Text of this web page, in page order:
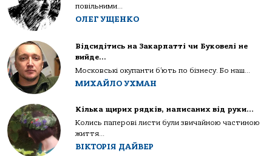
повільними...
ОЛЕГ УЩЕНКО
Відсидітись на Закарпатті чи Буковелі не
вийде…
Московські окупанти б’ють по бізнесу. Бо наш...
МИХАЙЛО УХМАН
Кілька щирих рядків, написаних від руки…
Колись паперові листи були звичайною частиною
життя...
ВІКТОРІЯ ДАЙВЕР